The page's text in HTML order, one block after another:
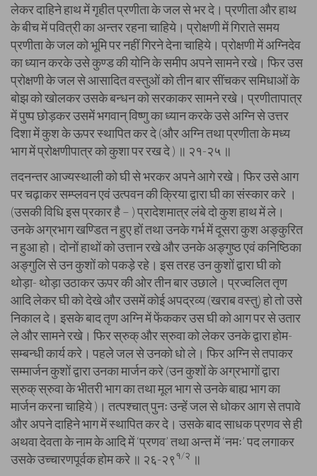
लेकर दाहिने हाथ में गृहीत प्रणीता के जल से भर दे। प्रणीता और हाथ
के बीच में पवित्री का अन्तर रहना चाहिये। प्रोक्षणी में गिराते समय
प्रणीता के जल को भूमि पर नहीं गिरने देना चाहिये। प्रोक्षणी में अग्निदेव
का ध्यान करके उसे कुण्ड की योनि के समीप अपने सामने रखे। फिर उस
प्रोक्षणी के जल से आसादित वस्तुओं को तीन बार सींचकर समिधाओं के
बोझ को खोलकर उसके बन्धन को सरकाकर सामने रखे। प्रणीतापात्र
में पुष्प छोड़कर उसमें भगवान् विष्णु का ध्यान करके उसे अग्नि से उत्तर
दिशा में कुश के ऊपर स्थापित कर दे (और अग्नि तथा प्रणीता के मध्य
भाग में प्रोक्षणीपात्र को कुशा पर रख दे ) ॥ २१-२५ ॥
तदनन्तर आज्यस्थाली को घी से भरकर अपने आगे रखे। फिर उसे आग
पर चढ़ाकर सम्प्लवन एवं उत्पवन की क्रिया द्वारा घी का संस्कार करे ।
(उसकी विधि इस प्रकार है – ) प्रादेशमात्र लंबे दो कुश हाथ में ले।
उनके अग्रभाग खण्डित न हुए हों तथा उनके गर्भ में दूसरा कुश अङ्कुरित
न हुआ हो। दोनों हाथों को उत्तान रखे और उनके अङ्गुष्ठ एवं कनिष्ठिका
अङ्गुलि से उन कुशों को पकड़े रहे। इस तरह उन कुशों द्वारा घी को
थोड़ा- थोड़ा उठाकर ऊपर की ओर तीन बार उछाले। प्रज्वलित तृण
आदि लेकर घी को देखे और उसमें कोई अपद्रव्य (खराब वस्तु) हो तो उसे
निकाल दे। इसके बाद तृण अग्नि में फेंककर उस घी को आग पर से उतार
ले और सामने रखे। फिर स्रुक् और स्रुवा को लेकर उनके द्वारा होम-
सम्बन्धी कार्य करे। पहले जल से उनको धो ले। फिर अग्नि से तपाकर
सम्मार्जन कुशों द्वारा उनका मार्जन करे (उन कुशों के अग्रभागों द्वारा
स्रुक् स्रुवा के भीतरी भाग का तथा मूल भाग से उनके बाह्य भाग का
मार्जन करना चाहिये )। तत्पश्चात् पुनः उन्हें जल से धोकर आग से तपावे
और अपने दाहिने भाग में स्थापित कर दे। उसके बाद साधक प्रणव से ही
अथवा देवता के नाम के आदि में ‘प्रणव’ तथा अन्त में ‘नमः’ पद लगाकर
उसके उच्चारणपूर्वक होम करे ॥ २६-२९१/२ ॥